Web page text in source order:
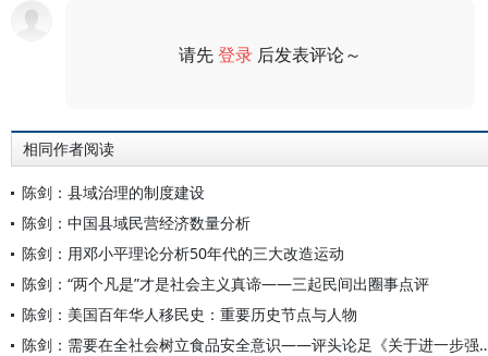
请先登录 后发表评论～
相同作者阅读
陈剑：县域治理的制度建设
陈剑：中国县域民营经济数量分析
陈剑：用邓小平理论分析50年代的三大改造运动
陈剑：“两个凡是”才是社会主义真谛——三起民间出圈事点评
陈剑：美国百年华人移民史：重要历史节点与人物
陈剑：需要在全社会树立食品安全意识